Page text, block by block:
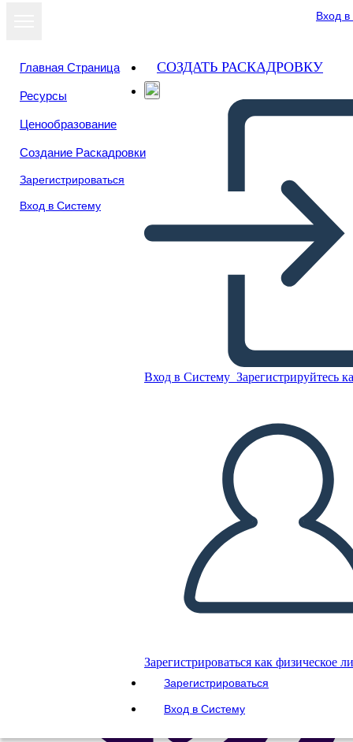
Вход
Главная Страница
Ресурсы
Ценообразование
Создание Раскадровки
Зарегистрироваться
Вход в Систему
СОЗДАТЬ РАСКАДРОВКУ
Вход в Систему Зарегистрируйтесь
Зарегистрироваться как физическое
Зарегистрироваться
Вход в Систему
Catene Simbolismo
СОЗДАТЬ РАСКАДРОВКУ
ВОСПРОИЗВЕСТИ СЛАЙД-ШОУ
ПОЧИТАЙ МНЕ